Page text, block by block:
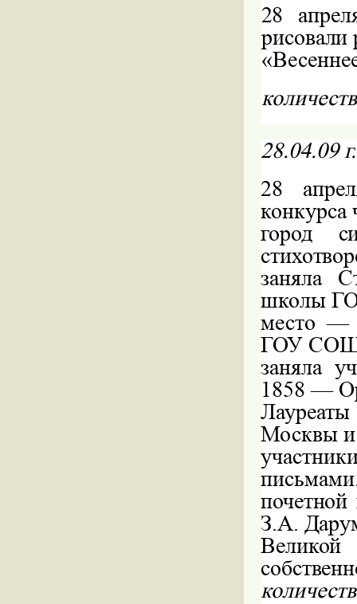
28
рисовали
28.04.09
28
конкурса
город
заняла
школы
место —
ГОУ
заняла
1858 —
Москвы и
почетной
З.А.